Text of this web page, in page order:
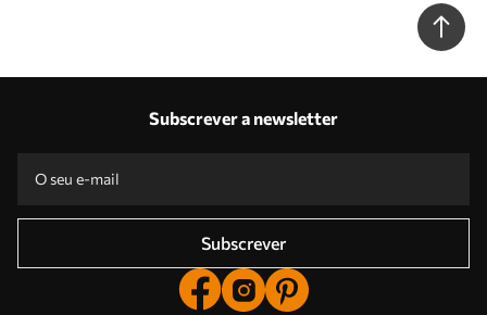
Subscrever a newsletter
Subscrever